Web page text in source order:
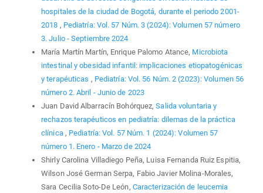
hospitales de la ciudad de Bogotá, durante el periodo 2001-
2018 , Pediatría: Vol. 57 Núm. 3 (2024): Volumen 57 número
3. Julio - Septiembre 2024
María Martín Martín, Enrique Palomo Atance, Microbiota
intestinal y obesidad infantil: implicaciones etiopatogénicas
y terapéuticas , Pediatría: Vol. 56 Núm. 2 (2023): Volumen 56
número 2. Abril - Junio de 2023
Juan David Albarracín Bohórquez,Salida voluntaria y
rechazos terapéuticos en pediatría: dilemas de la práctica
clínica , Pediatría: Vol. 57 Núm. 1 (2024): Volumen 57
número 1. Enero - Marzo de 2024
Shirly Carolina Villadiego Peña, Luisa Fernanda Ruiz Espitia,
Wilson José German Serpa, Fabio Javier Molina-Morales,
Sara Cecilia Soto-De León, Caracterización de leucemia